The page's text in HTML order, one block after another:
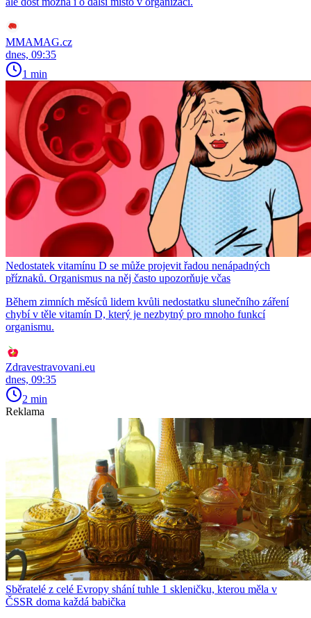
MMAMAG.cz
dnes, 09:35
1 min
Nedostatek vitamínu D se může projevit řadou nenápadných
příznaků. Organismus na něj často upozorňuje včas
Během zimních měsíců lidem kvůli nedostatku slunečního záření
chybí v těle vitamín D, který je nezbytný pro mnoho funkcí
organismu.
Zdravestravovani.eu
dnes, 09:35
2 min
Reklama
Sběratelé z celé Evropy shání tuhle 1 skleničku, kterou měla v
ČSSR doma každá babička